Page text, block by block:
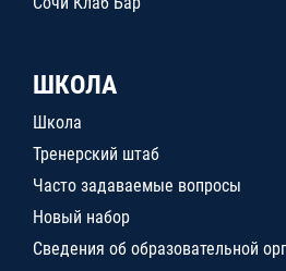
ШКОЛА
Школа
Тренерский штаб
Часто задаваемые вопросы
Новый набор
Сведения об образовательной